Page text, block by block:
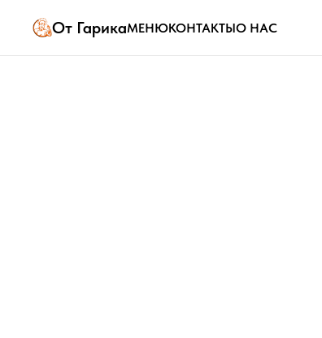
От ГарикаМЕНЮКОНТАКТЫО НАС